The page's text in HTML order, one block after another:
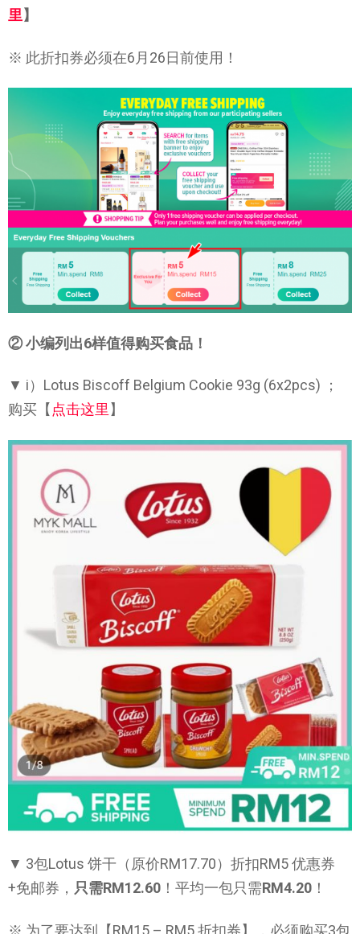
里】
※ 此折扣券必须在6月26日前使用！
② 小编列出6样值得购买食品！
▼ i）Lotus Biscoff Belgium Cookie 93g (6x2pcs) ；
购买【 点击这里 】
▼ 3包Lotus 饼干（原价RM17.70）折扣RM5 优惠券
+免邮券， 只需RM12.60 ！平均一包只需RM4.20 ！
※ 为了要达到【RM15 – RM5 折扣券】，必须购买3包